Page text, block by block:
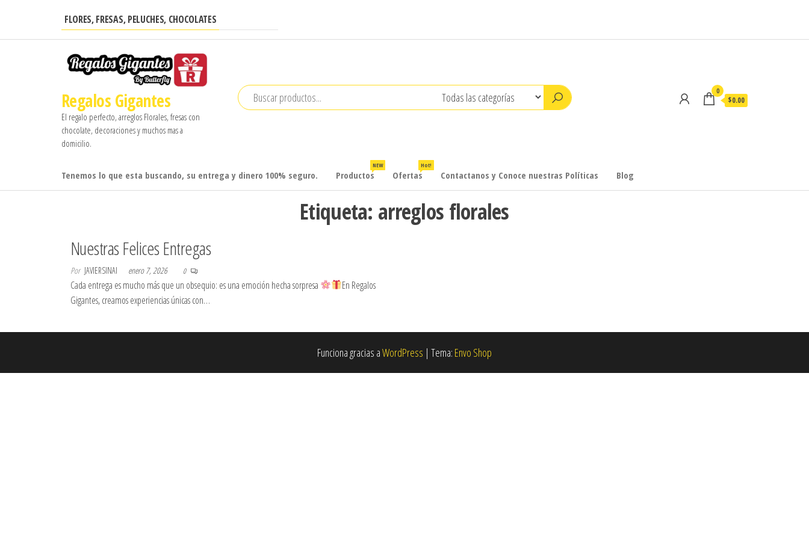
contenido
FLORES, FRESAS, PELUCHES, CHOCOLATES
Regalos Gigantes
El regalo perfecto, arreglos Florales, fresas con
chocolate, decoraciones y muchos mas a
domicilio.
0
$0.00
Tenemos lo que esta buscando, su entrega y dinero 100% seguro. Productos
NEW
Ofertas
Hot!
Contactanos y Conoce nuestras Políticas Blog
Etiqueta: arreglos florales
Nuestras Felices Entregas
Por JAVIERSINAI enero 7, 2026 0
Cada entrega es mucho más que un obsequio: es una emoción hecha sorpresa
En Regalos
Gigantes, creamos experiencias únicas con…
Funciona gracias aWordPress | Tema: Envo Shop